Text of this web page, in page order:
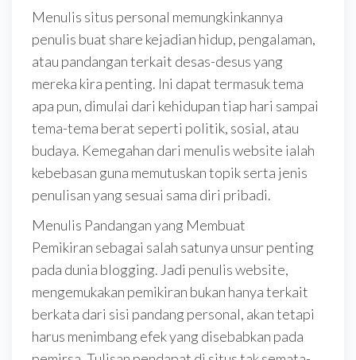
Menulis situs personal memungkinkannya
penulis buat share kejadian hidup, pengalaman,
atau pandangan terkait desas-desus yang
mereka kira penting. Ini dapat termasuk tema
apa pun, dimulai dari kehidupan tiap hari sampai
tema-tema berat seperti politik, sosial, atau
budaya. Kemegahan dari menulis website ialah
kebebasan guna memutuskan topik serta jenis
penulisan yang sesuai sama diri pribadi.
Menulis Pandangan yang Membuat
Pemikiran sebagai salah satunya unsur penting
pada dunia blogging. Jadi penulis website,
mengemukakan pemikiran bukan hanya terkait
berkata dari sisi pandang personal, akan tetapi
harus menimbang efek yang disebabkan pada